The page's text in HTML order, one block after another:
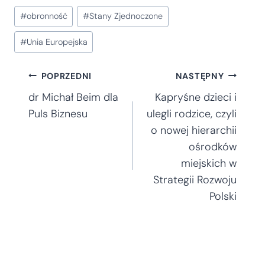
Tagi
wpisu:
#obronność #Stany Zjednoczone
#Unia Europejska
Nawigacja
wpisu
POPRZEDNI
dr Michał Beim dla
Puls Biznesu
NASTĘPNY
Kapryśne dzieci i
ulegli rodzice, czyli
o nowej hierarchii
ośrodków
miejskich w
Strategii Rozwoju
Polski